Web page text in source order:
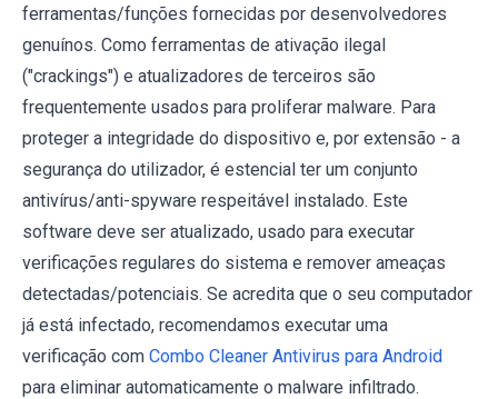
ferramentas/funções fornecidas por desenvolvedores
genuínos. Como ferramentas de ativação ilegal
("crackings") e atualizadores de terceiros são
frequentemente usados para proliferar malware. Para
proteger a integridade do dispositivo e, por extensão - a
segurança do utilizador, é estencial ter um conjunto
antivírus/anti-spyware respeitável instalado. Este
software deve ser atualizado, usado para executar
verificações regulares do sistema e remover ameaças
detectadas/potenciais. Se acredita que o seu computador
já está infectado, recomendamos executar uma
verificação com Combo Cleaner Antivirus para Android
para eliminar automaticamente o malware infiltrado.